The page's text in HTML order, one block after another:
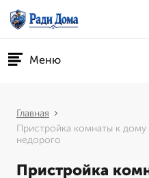
Меню
Главная
Пристройка комнаты к дому
недорого
Пристройка